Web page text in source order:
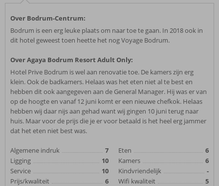
Over Bodrum-Centrum:
Bodrum is een erg leuke plaats om naar toe te gaan. In 2018 ook in
dit hotel geweest toen heette het nog Voyage Bodrum.
Over Agaya Bodrum Resort Adult Only:
Hotel Prive Bodrum is wel aan renovatie toe. De kamers zijn erg
klein. Ook de badkamers. Helaas was het eten niet al te best en
hebben dit ook aangegeven aan de General Manager. Hij was er van
op de hoogte en vanaf 12 juni komt er een nieuwe chefkok. Helaas
hebben wij daar nijs aan gehad want wij gingen 10 juni terug naar
huis. Maar voor de prijs die je er voor betaald is het heel erg jammer
dat het eten niet best was.
Algemene indruk
7
Ligging
10
Service
10
Prijs/kwaliteit
6
Eten
6
Kamers
6
Kindvriendelijk
-
Wifi kwaliteit
5